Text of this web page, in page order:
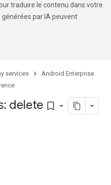
traduire le contenu dans votre
par IA peuvent
services
Android Enterprise
delete bookmark_border